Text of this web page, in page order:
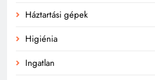
Háztartási gépek
Higiénia
Ingatlan